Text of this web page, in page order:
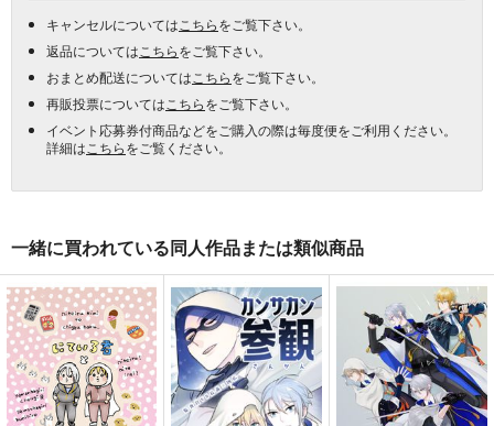
キャンセルについては こちらをご覧下さい。
返品については こちらをご覧下さい。
おまとめ配送については こちらをご覧下さい。
再販投票については こちらをご覧下さい。
イベント応募券付商品などをご購入の際は毎度便をご利用ください。
詳細は こちらをご覧ください。
一緒に買われている同人作品または類似商品